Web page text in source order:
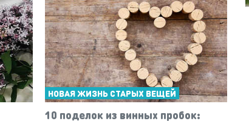
НОВАЯ ЖИЗНЬ СТАРЫХ ВЕЩЕЙ
10 поделок из винных пробок: